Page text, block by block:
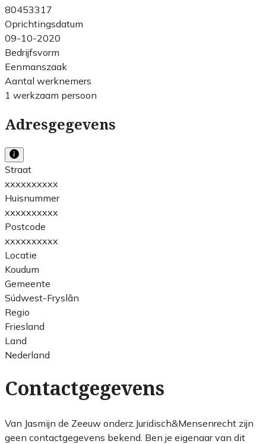
80453317
Oprichtingsdatum
09-10-2020
Bedrijfsvorm
Eenmanszaak
Aantal werknemers
1 werkzaam persoon
Adresgegevens
Straat
xxxxxxxxxx
Huisnummer
xxxxxxxxxx
Postcode
xxxxxxxxxx
Locatie
Koudum
Gemeente
Súdwest-Fryslân
Regio
Friesland
Land
Nederland
Contactgegevens
Van Jasmijn de Zeeuw onderz.Juridisch&Mensenrecht zijn
geen contactgegevens bekend. Ben je eigenaar van dit